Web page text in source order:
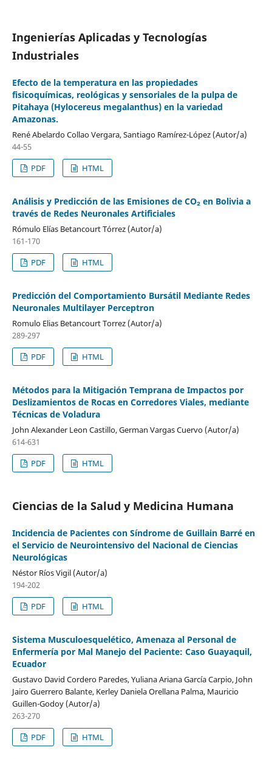
Ingenierías Aplicadas y Tecnologías
Industriales
Efecto de la temperatura en las propiedades
fisicoquímicas, reológicas y sensoriales de la pulpa de
Pitahaya (Hylocereus megalanthus) en la variedad
Amazonas.
René Abelardo Collao Vergara, Santiago Ramírez-López (Autor/a)
44-55
PDF
HTML
Análisis y Predicción de las Emisiones de CO₂ en Bolivia a
través de Redes Neuronales Artificiales
Rómulo Elías Betancourt Tórrez (Autor/a)
161-170
PDF
HTML
Predicción del Comportamiento Bursátil Mediante Redes
Neuronales Multilayer Perceptron
Romulo Elias Betancourt Torrez (Autor/a)
289-297
PDF
HTML
Métodos para la Mitigación Temprana de Impactos por
Deslizamientos de Rocas en Corredores Viales, mediante
Técnicas de Voladura
John Alexander Leon Castillo, German Vargas Cuervo (Autor/a)
614-631
PDF
HTML
Ciencias de la Salud y Medicina Humana
Incidencia de Pacientes con Síndrome de Guillain Barré en
el Servicio de Neurointensivo del Nacional de Ciencias
Neurológicas
Néstor Ríos Vigil (Autor/a)
194-202
PDF
HTML
Sistema Musculoesquelético, Amenaza al Personal de
Enfermería por Mal Manejo del Paciente: Caso Guayaquil,
Ecuador
Gustavo David Cordero Paredes, Yuliana Ariana García Carpio, John
Jairo Guerrero Balante, Kerley Daniela Orellana Palma, Mauricio
Guillen-Godoy (Autor/a)
263-270
PDF
HTML